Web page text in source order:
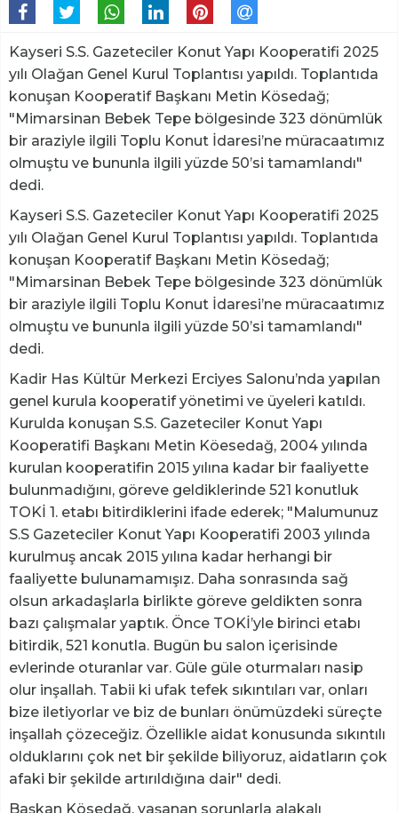
Kayseri S.S. Gazeteciler Konut Yapı Kooperatifi 2025
yılı Olağan Genel Kurul Toplantısı yapıldı. Toplantıda
konuşan Kooperatif Başkanı Metin Kösedağ;
"Mimarsinan Bebek Tepe bölgesinde 323 dönümlük
bir araziyle ilgili Toplu Konut İdaresi’ne müracaatımız
olmuştu ve bununla ilgili yüzde 50’si tamamlandı"
dedi.
Kayseri S.S. Gazeteciler Konut Yapı Kooperatifi 2025
yılı Olağan Genel Kurul Toplantısı yapıldı. Toplantıda
konuşan Kooperatif Başkanı Metin Kösedağ;
"Mimarsinan Bebek Tepe bölgesinde 323 dönümlük
bir araziyle ilgili Toplu Konut İdaresi’ne müracaatımız
olmuştu ve bununla ilgili yüzde 50’si tamamlandı"
dedi.
Kadir Has Kültür Merkezi Erciyes Salonu’nda yapılan
genel kurula kooperatif yönetimi ve üyeleri katıldı.
Kurulda konuşan S.S. Gazeteciler Konut Yapı
Kooperatifi Başkanı Metin Köesedağ, 2004 yılında
kurulan kooperatifin 2015 yılına kadar bir faaliyette
bulunmadığını, göreve geldiklerinde 521 konutluk
TOKİ 1. etabı bitirdiklerini ifade ederek; "Malumunuz
S.S Gazeteciler Konut Yapı Kooperatifi 2003 yılında
kurulmuş ancak 2015 yılına kadar herhangi bir
faaliyette bulunamamışız. Daha sonrasında sağ
olsun arkadaşlarla birlikte göreve geldikten sonra
bazı çalışmalar yaptık. Önce TOKİ’yle birinci etabı
bitirdik, 521 konutla. Bugün bu salon içerisinde
evlerinde oturanlar var. Güle güle oturmaları nasip
olur inşallah. Tabii ki ufak tefek sıkıntıları var, onları
bize iletiyorlar ve biz de bunları önümüzdeki süreçte
inşallah çözeceğiz. Özellikle aidat konusunda sıkıntılı
olduklarını çok net bir şekilde biliyoruz, aidatların çok
afaki bir şekilde artırıldığına dair" dedi.
Başkan Kösedağ, yaşanan sorunlarla alakalı